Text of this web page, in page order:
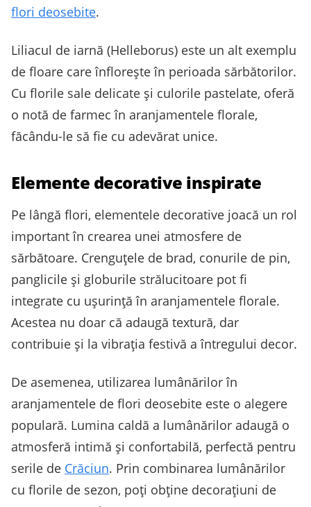
flori deosebite.
Liliacul de iarnă (Helleborus) este un alt exemplu
de floare care înflorește în perioada sărbătorilor.
Cu florile sale delicate și culorile pastelate, oferă
o notă de farmec în aranjamentele florale,
făcându-le să fie cu adevărat unice.
Elemente decorative inspirate
Pe lângă flori, elementele decorative joacă un rol
important în crearea unei atmosfere de
sărbătoare. Crenguțele de brad, conurile de pin,
panglicile și globurile strălucitoare pot fi
integrate cu ușurință în aranjamentele florale.
Acestea nu doar că adaugă textură, dar
contribuie și la vibrația festivă a întregului decor.
De asemenea, utilizarea lumânărilor în
aranjamentele de flori deosebite este o alegere
populară. Lumina caldă a lumânărilor adaugă o
atmosferă intimă și confortabilă, perfectă pentru
serile de Crăciun. Prin combinarea lumânărilor
cu florile de sezon, poți obține decorațiuni de